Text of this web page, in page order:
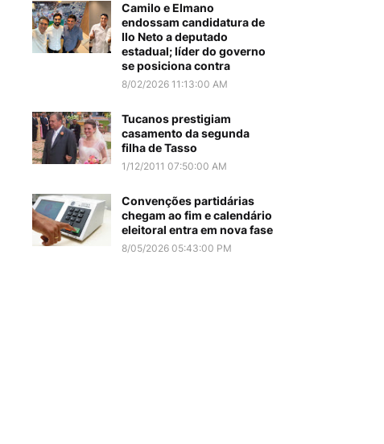
Camilo e Elmano
endossam candidatura de
Ilo Neto a deputado
estadual; líder do governo
se posiciona contra
8/02/2026 11:13:00 AM
Tucanos prestigiam
casamento da segunda
filha de Tasso
1/12/2011 07:50:00 AM
Convenções partidárias
chegam ao fim e calendário
eleitoral entra em nova fase
8/05/2026 05:43:00 PM